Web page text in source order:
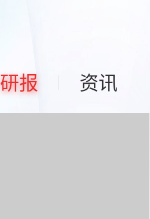
研报 资讯